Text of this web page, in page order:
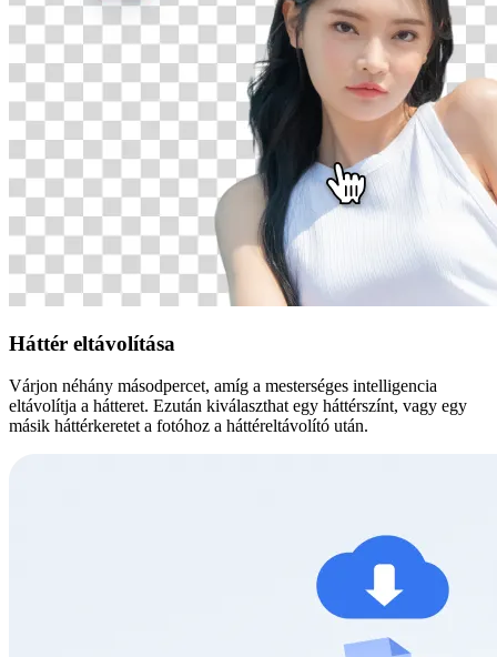
Háttér eltávolítása
Várjon néhány másodpercet, amíg a mesterséges intelligencia
eltávolítja a hátteret. Ezután kiválaszthat egy háttérszínt, vagy egy
másik háttérkeretet a fotóhoz a háttéreltávolító után.